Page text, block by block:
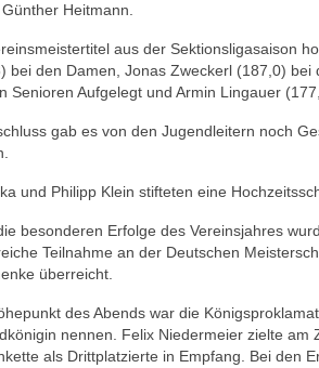
Heitmann.
aus der Sektionsligasaison
bei den Damen, Jonas Zweckerl (187,0)
Senioren Aufgelegt und Armin Lingauer
gab es von den Jugendleitern noch
und Philipp Klein stifteten eine
besonderen Erfolge des Vereinsjahres
Teilnahme an der Deutschen
überreicht.
des Abends war die
nennen. Felix Niedermeier zielte
als Drittplatzierte in Empfang. Bei den